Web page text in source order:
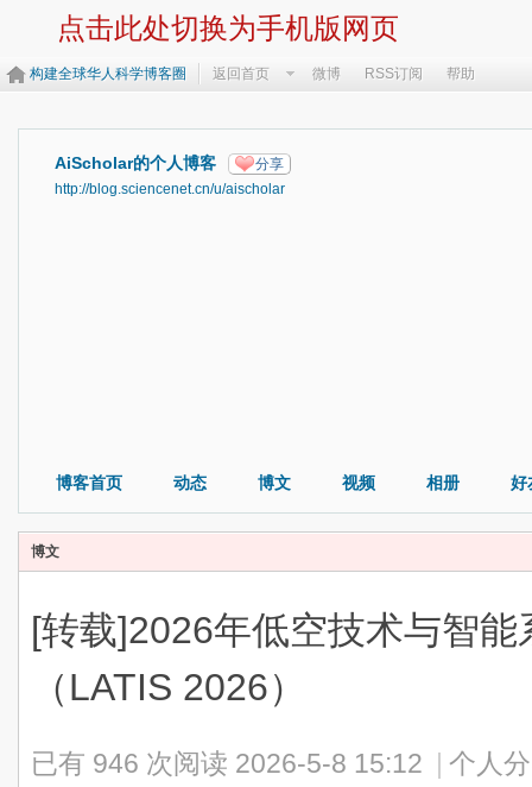
点击此处切换为手机版网页
构建全球华人科学博客圈 返回首页 微博 RSS订阅 帮助
AiScholar的个人博客 分享
http://blog.sciencenet.cn/u/aischolar
博客首页 动态 博文 视频 相册 好
博文
[转载]2026年低空技术与智
（LATIS 2026）
已有 946 次阅读 2026-5-8 15:12
个人